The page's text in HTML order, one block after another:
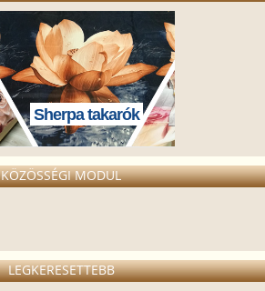
Sherpa takarók
KÖZÖSSÉGI MODUL
LEGKERESETTEBB